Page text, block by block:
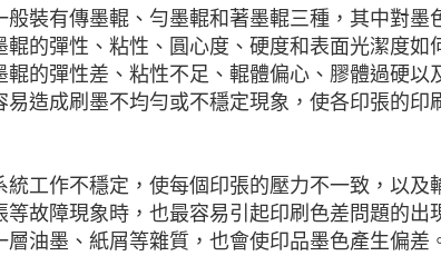
裝有傳墨輥、勻墨輥和著墨輥三種，其中對墨
的彈性、粘性、圓心度、硬度和表面光潔度如
的彈性差、粘性不足、輥體偏心、膠體過硬以
造成刷墨不均勻或不穩定現象，使各印張的印
工作不穩定，使每個印張的壓力不一致，以及
故障現象時，也最容易引起印刷色差問題的出
油墨、紙屑等雜質，也會使印品墨色產生偏差